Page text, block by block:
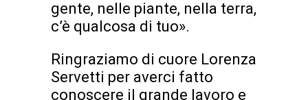
gente, nelle piante, nella terra,
c’è qualcosa di tuo».
Ringraziamo di cuore Lorenza
Servetti per averci fatto
conoscere il grande lavoro e